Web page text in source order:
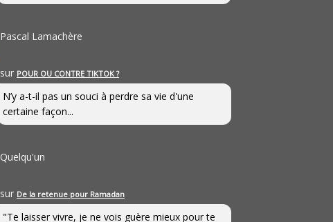
Pascal Lamachère
sur POUR OU CONTRE TIKTOK ?
N’y a-t-il pas un souci à perdre sa vie d'une
certaine façon...
Quelqu'un
sur De la retenue pour Ramadan
"Te laisser vivre, je ne vois guère mieux pour te